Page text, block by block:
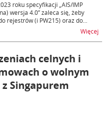
roku specyfikacji „AIS/IMP
wersja 4.0” zaleca się, żeby
rejestrów (i PW215) oraz do...
Więcej
celnych i
o wolnym
z Singapurem